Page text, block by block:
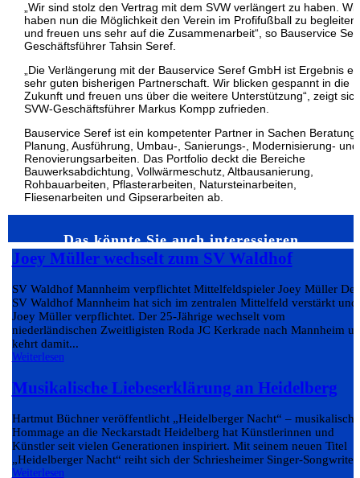
„Wir sind stolz den Vertrag mit dem SVW verlängert zu haben. Wir
haben nun die Möglichkeit den Verein im Profifußball zu begleiten
und freuen uns sehr auf die Zusammenarbeit“, so Bauservice
Geschäftsführer Tahsin Seref.
„Die Verlängerung mit der Bauservice Seref GmbH ist Ergebnis
sehr guten bisherigen Partnerschaft. Wir blicken gespannt in die
Zukunft und freuen uns über die weitere Unterstützung“, zeigt sich
SVW-Geschäftsführer Markus Kompp zufrieden.
Bauservice Seref ist ein kompetenter Partner in Sachen Beratung,
Planung, Ausführung, Umbau-, Sanierungs-, Modernisierung- und
Renovierungsarbeiten. Das Portfolio deckt die Bereiche
Bauwerksabdichtung, Vollwärmeschutz, Altbausanierung,
Rohbauarbeiten, Pflasterarbeiten, Natursteinarbeiten,
Fliesenarbeiten und Gipserarbeiten ab.
Das könnte Sie auch interessieren…
Joey Müller wechselt zum SV Waldhof
SV Waldhof Mannheim verpflichtet Mittelfeldspieler Joey Müller Der
SV Waldhof Mannheim hat sich im zentralen Mittelfeld verstärkt und
Joey Müller verpflichtet. Der 25-Jährige wechselt vom
niederländischen Zweitligisten Roda JC Kerkrade nach Mannheim
kehrt damit...
Weiterlesen
Musikalische Liebeserklärung an Heidelberg
Hartmut Büchner veröffentlicht „Heidelberger Nacht“ – musikalische
Hommage an die Neckarstadt Heidelberg hat Künstlerinnen und
Künstler seit vielen Generationen inspiriert. Mit seinem neuen Titel
„Heidelberger Nacht“ reiht sich der Schriesheimer Singer-
Weiterlesen